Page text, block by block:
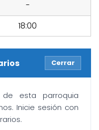
-
18:00
Cerrar
esta parroquia
Inicie sesión con